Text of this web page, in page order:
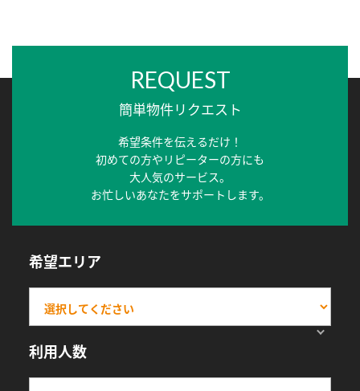
REQUEST
簡単物件リクエスト
希望条件を伝えるだけ！
初めての方やリピーターの方にも
大人気のサービス。
お忙しいあなたをサポートします。
希望エリア
利用人数